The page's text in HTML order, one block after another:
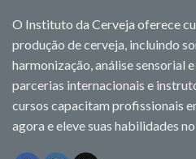
O Instituto da Cerveja oferece
produção de cerveja, incluindo
harmonização, análise sensorial
parcerias internacionais e
cursos capacitam profissionais
agora e eleve suas habilidades